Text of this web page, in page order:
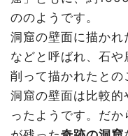
ののようです。
洞窟の壁面に描かれ
などと呼ばれ、石
削って描かれたとの
洞窟の壁面は比較
ったようです。だ